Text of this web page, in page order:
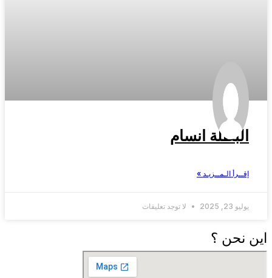
البطلة انسام
إقــرأ الـمــزيـد »
يوليو 23, 2025 لا توجد تعليقات
اين نحن ؟